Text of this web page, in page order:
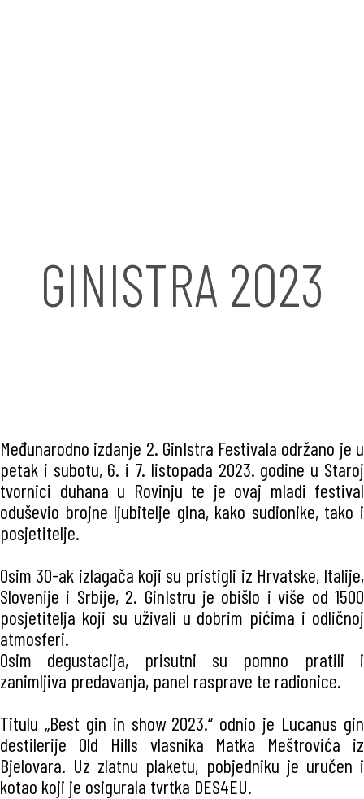
GINISTRA 2023
Međunarodno izdanje 2. GinIstra Festivala održano je u
petak i subotu, 6. i 7. listopada 2023. godine u Staroj
tvornici duhana u Rovinju te je ovaj mladi festival
oduševio brojne ljubitelje gina, kako sudionike, tako i
posjetitelje.
Osim 30-ak izlagača koji su pristigli iz Hrvatske, Italije,
Slovenije i Srbije, 2. GinIstru je obišlo i više od 1500
posjetitelja koji su uživali u dobrim pićima i odličnoj
atmosferi.
Osim degustacija, prisutni su pomno pratili i
zanimljiva predavanja, panel rasprave te radionice.
Titulu „Best gin in show 2023.“ odnio je Lucanus gin
destilerije Old Hills vlasnika Matka Meštrovića iz
Bjelovara. Uz zlatnu plaketu, pobjedniku je uručen i
kotao koji je osigurala tvrtka DES4EU.